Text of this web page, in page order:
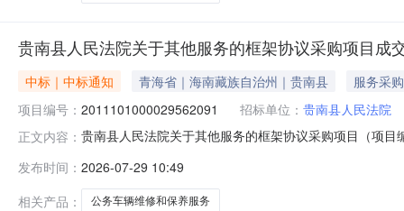
贵南县人民法院关于其他服务的框架协议采购项目成
中标｜中标通知 青海省｜海南藏族自治州｜贵南县
服务采购
项目编号： 2011101000029562091 招标单位： 贵南县人民法院
正文内容： 贵南县人民法院关于其他服务的框架协议采购项目（项
青海省海南藏族自治州贵南县报价起止时间:-二、采购单
发布时间： 2026-07-29 10:49
相关产品：
公务车辆维修和保养服务